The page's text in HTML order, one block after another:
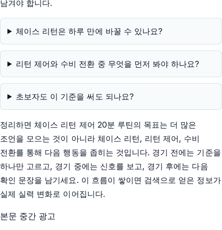
남겨야 합니다.
체이스 리턴은 하루 만에 바꿀 수 있나요?
리턴 제어와 수비 전환 중 무엇을 먼저 봐야 하나요?
초보자도 이 기준을 써도 되나요?
정리하면 체이스 리턴 제어 20분 루틴의 목표는 더 많은
조언을 모으는 것이 아니라 체이스 리턴, 리턴 제어, 수비
전환를 통해 다음 행동을 좁히는 것입니다. 경기 전에는 기준을
하나만 고르고, 경기 중에는 신호를 보고, 경기 후에는 다음
확인 문장을 남기세요. 이 흐름이 쌓이면 검색으로 얻은 정보가
실제 실력 변화로 이어집니다.
본문 중간 광고